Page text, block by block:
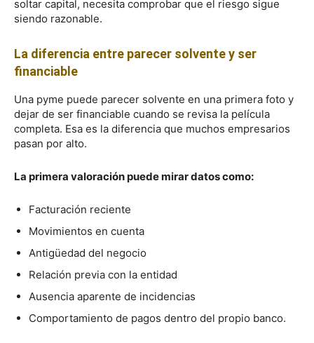
soltar capital, necesita comprobar que el riesgo sigue
siendo razonable.
La diferencia entre parecer solvente y ser
financiable
Una pyme puede parecer solvente en una primera foto y
dejar de ser financiable cuando se revisa la película
completa. Esa es la diferencia que muchos empresarios
pasan por alto.
La primera valoración puede mirar datos como:
Facturación reciente
Movimientos en cuenta
Antigüedad del negocio
Relación previa con la entidad
Ausencia aparente de incidencias
Comportamiento de pagos dentro del propio banco.